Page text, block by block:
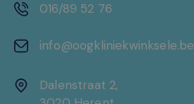
016/89 52 76
info@oogkliniekwinksele.be
Dalenstraat 2,